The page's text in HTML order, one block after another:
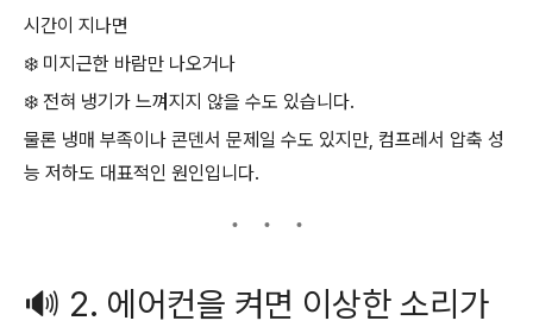
시간이 지나면
❄️ 미지근한 바람만 나오거나
❄️ 전혀 냉기가 느껴지지 않을 수도 있습니다.
물론 냉매 부족이나 콘덴서 문제일 수도 있지만, 컴프레서 압축 성
능 저하도 대표적인 원인입니다.
🔊 2. 에어컨을 켜면 이상한 소리가